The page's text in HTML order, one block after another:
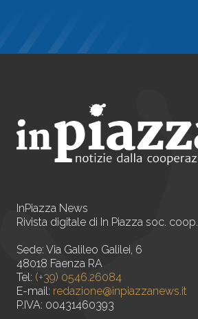
InPiazza News
Rivista digitale di In Piazza soc. coop.
Sede: Via Galileo Galilei, 6
48018 Faenza RA
Tel: (+39) 0546.26084
E-mail: redazione@inpiazzanews.it
P.IVA: 00431460393